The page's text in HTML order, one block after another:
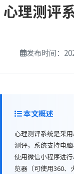
心理测评
发布时间：
本文概述
心理测评系统是采
测评，系统支持电
使用微信小程序进
览器（可使用360